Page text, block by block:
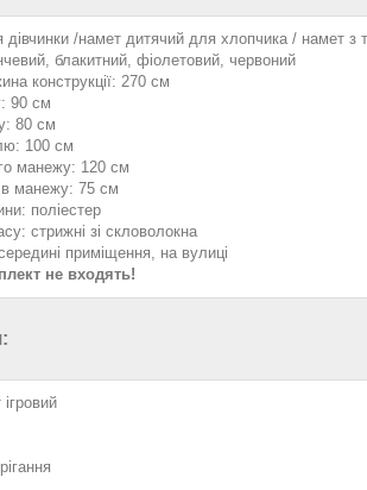
/намет дитячий для хлопчика / намет з
блакитний, фіолетовий, червоний
конструкції: 270 см
90 см
80 см
100 см
манежу: 120 см
манежу: 75 см
поліестер
стрижні зі скловолокна
приміщення, на вулиці
не входять!